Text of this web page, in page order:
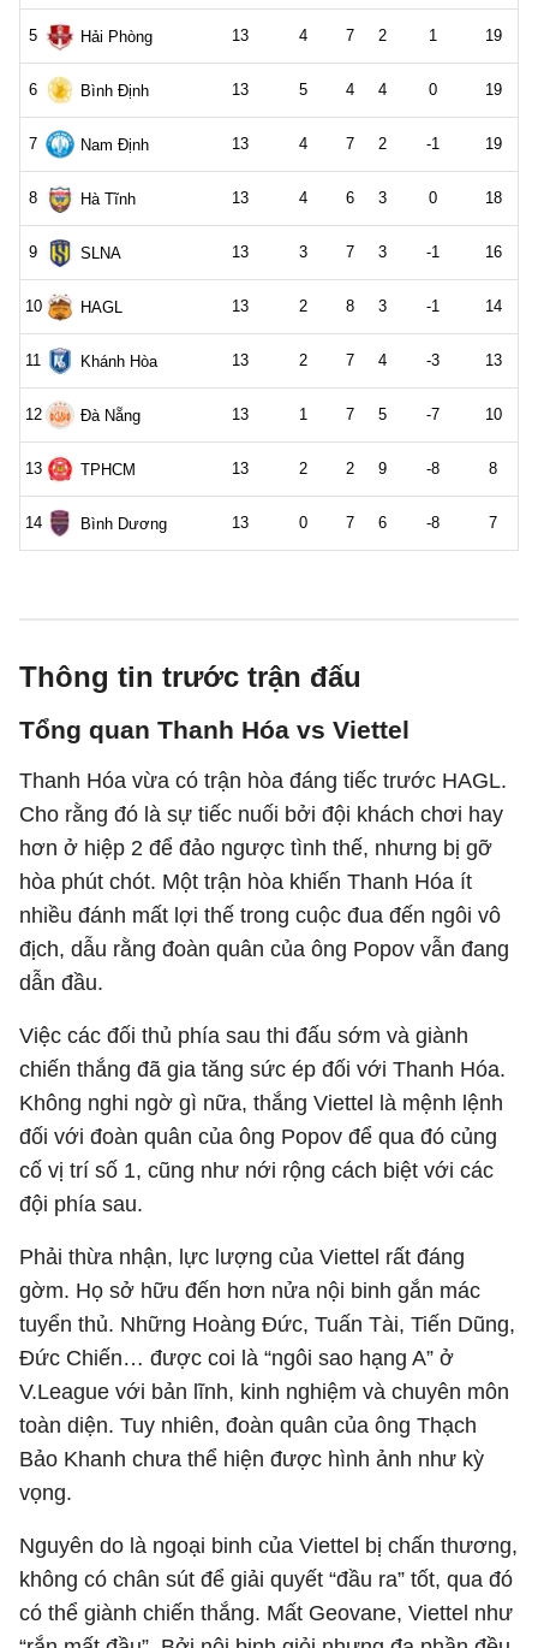
Thông tin trước trận đấu
Tổng quan Thanh Hóa vs Viettel
Thanh Hóa vừa có trận hòa đáng tiếc trước HAGL.
Cho rằng đó là sự tiếc nuối bởi đội khách chơi hay
hơn ở hiệp 2 để đảo ngược tình thế, nhưng bị gỡ
hòa phút chót. Một trận hòa khiến Thanh Hóa ít
nhiều đánh mất lợi thế trong cuộc đua đến ngôi vô
địch, dẫu rằng đoàn quân của ông Popov vẫn đang
dẫn đầu.
Việc các đối thủ phía sau thi đấu sớm và giành
chiến thắng đã gia tăng sức ép đối với Thanh Hóa.
Không nghi ngờ gì nữa, thắng Viettel là mệnh lệnh
đối với đoàn quân của ông Popov để qua đó củng
cố vị trí số 1, cũng như nới rộng cách biệt với các
đội phía sau.
Phải thừa nhận, lực lượng của Viettel rất đáng
gờm. Họ sở hữu đến hơn nửa nội binh gắn mác
tuyển thủ. Những Hoàng Đức, Tuấn Tài, Tiến Dũng,
Đức Chiến… được coi là “ngôi sao hạng A” ở
V.League với bản lĩnh, kinh nghiệm và chuyên môn
toàn diện. Tuy nhiên, đoàn quân của ông Thạch
Bảo Khanh chưa thể hiện được hình ảnh như kỳ
vọng.
Nguyên do là ngoại binh của Viettel bị chấn thương,
không có chân sút để giải quyết “đầu ra” tốt, qua đó
có thể giành chiến thắng. Mất Geovane, Viettel như